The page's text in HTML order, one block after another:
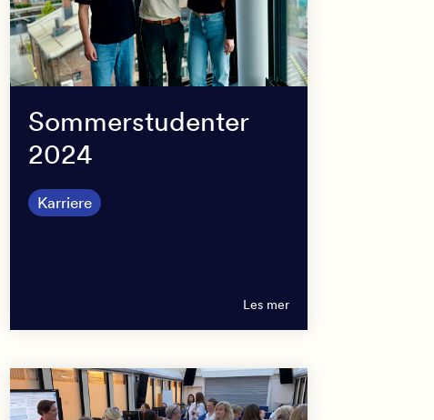
Sommerstudenter
2024
Karriere
Les mer